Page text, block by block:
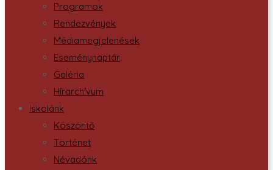
Programok
Rendezvények
Médiamegjelenések
Eseménynaptár
Galéria
Hírarchívum
Iskolánk
Köszöntő
Történet
Névadónk